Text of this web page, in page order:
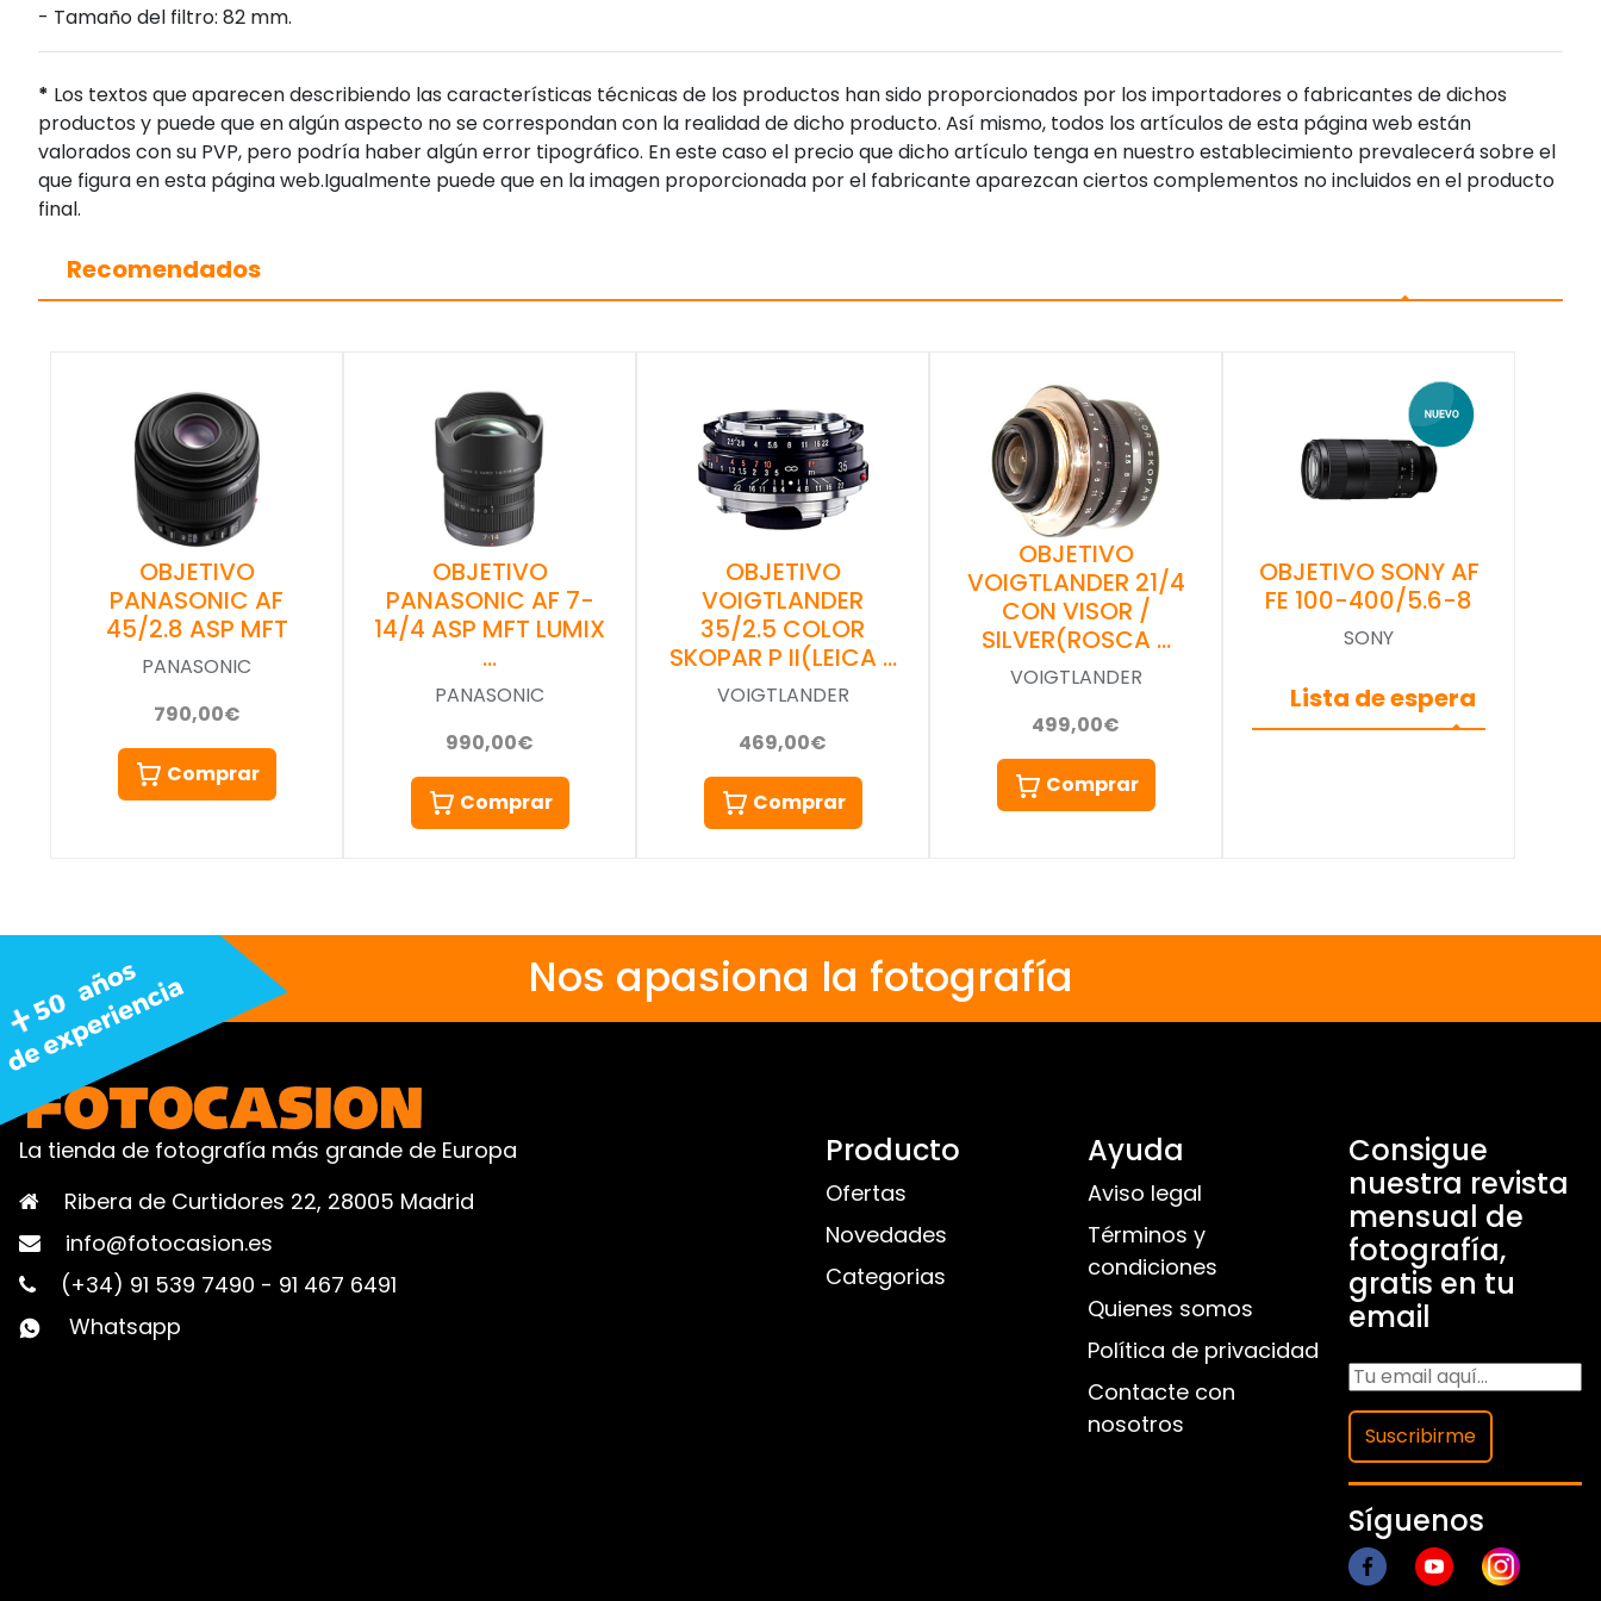
- Tamaño del filtro: 82 mm.
* Los textos que aparecen describiendo las características técnicas de los productos han sido proporcionados por los importadores o fabricantes de dichos
productos y puede que en algún aspecto no se correspondan con la realidad de dicho producto. Así mismo, todos los artículos de esta página web están
valorados con su PVP, pero podría haber algún error tipográfico. En este caso el precio que dicho artículo tenga en nuestro establecimiento prevalecerá sobre el
que figura en esta página web.Igualmente puede que en la imagen proporcionada por el fabricante aparezcan ciertos complementos no incluidos en el producto
final.
Recomendados
OBJETIVO
PANASONIC AF
45/2.8 ASP MFT
PANASONIC
790,00€
Comprar
OBJETIVO
PANASONIC AF 7-
14/4 ASP MFT LUMIX
…
PANASONIC
990,00€
Comprar
OBJETIVO
VOIGTLANDER
35/2.5 COLOR
SKOPAR P II(LEICA …
VOIGTLANDER
469,00€
Comprar
OBJETIVO
VOIGTLANDER 21/4
CON VISOR /
SILVER(ROSCA …
VOIGTLANDER
499,00€
Comprar
OBJETIVO SONY AF
FE 100-400/5.6-8
SONY
Lista de espera
Nos apasiona la fotografía
La tienda de fotografía más grande de Europa
Ribera de Curtidores 22, 28005 Madrid
info@fotocasion.es
(+34) 91 539 7490 - 91 467 6491
Whatsapp
Producto
Ofertas
Novedades
Categorias
Ayuda
Aviso legal
Términos y
condiciones
Quienes somos
Política de privacidad
Contacte con
nosotros
Consigue
nuestra revista
mensual de
fotografía,
gratis en tu
email
Suscribirme
Síguenos